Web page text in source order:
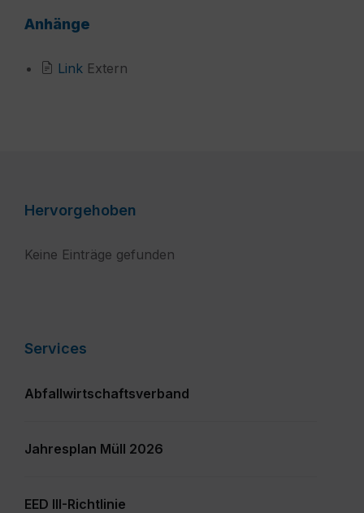
Anhänge
Link File
Extern
Hervorgehoben
Keine Einträge gefunden
Services
Abfallwirtschaftsverband
Jahresplan Müll 2026
EED III-Richtlinie